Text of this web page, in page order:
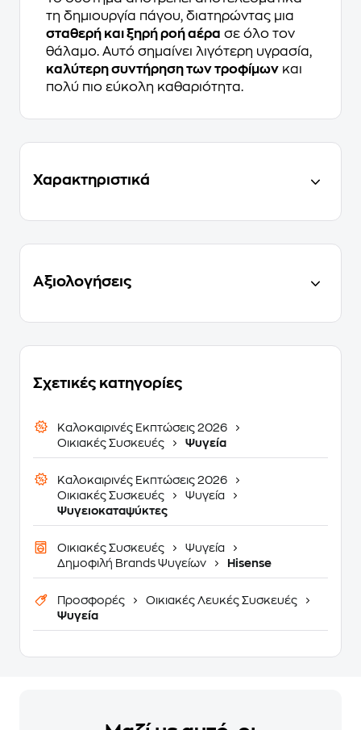
τη δημιουργία πάγου, διατηρώντας μια
σταθερή και ξηρή ροή αέρα σε όλο τον
θάλαμο. Αυτό σημαίνει λιγότερη υγρασία,
καλύτερη συντήρηση των τροφίμων και
πολύ πιο εύκολη καθαριότητα.
Χαρακτηριστικά
Αξιολογήσεις
Σχετικές κατηγορίες
Καλοκαιρινές Εκπτώσεις 2026
Οικιακές Συσκευές
Ψυγεία
Καλοκαιρινές Εκπτώσεις 2026
Οικιακές Συσκευές
Ψυγεία
Ψυγειοκαταψύκτες
Οικιακές Συσκευές
Ψυγεία
Δημοφιλή Brands Ψυγείων
Hisense
Προσφορές
Οικιακές Λευκές Συσκευές
Ψυγεία